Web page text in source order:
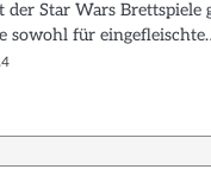
Star Wars Brettspiele
sowohl für